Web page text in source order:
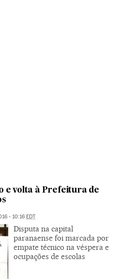
e volta à Prefeitura de
- 10:16 EDT
Disputa na capital
paranaense foi marcada por
empate técnico na véspera e
ocupações de escolas